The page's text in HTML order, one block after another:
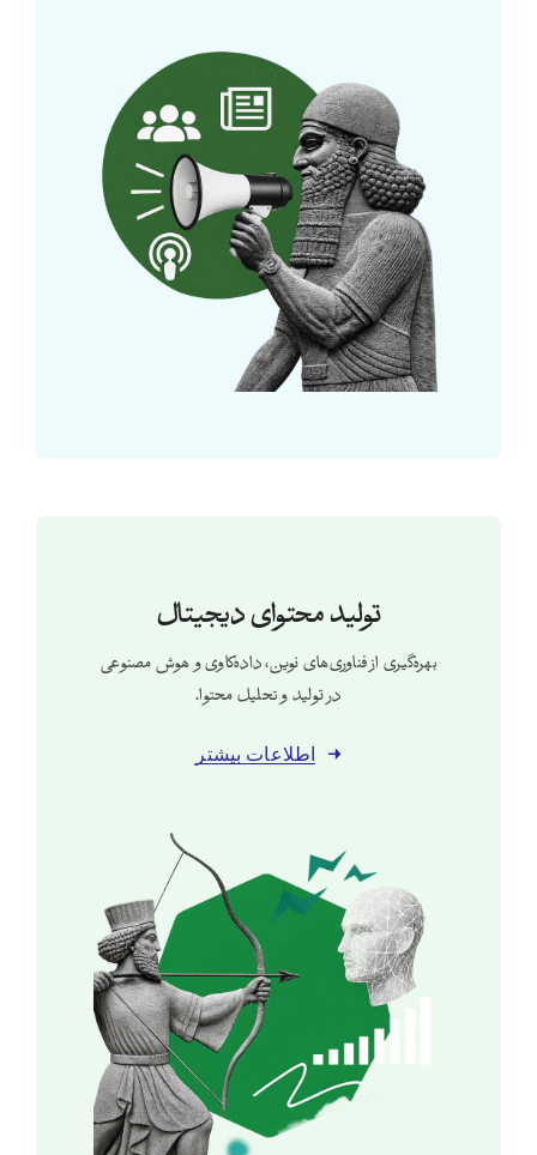
تولید محتوای دیجیتال
بهره‌گیری از فناوری‌های نوین، داده‌کاوی و هوش مصنوعی
در تولید و تحلیل محتوا.
اطلاعات بیشتر